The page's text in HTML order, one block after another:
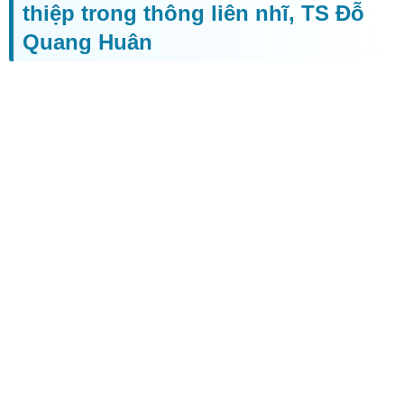
thiệp trong thông liên nhĩ, TS Đỗ
Quang Huân